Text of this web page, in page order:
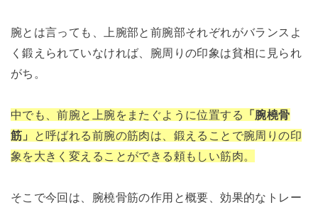
腕とは言っても、上腕部と前腕部それぞれがバランスよ
く鍛えられていなければ、腕周りの印象は貧相に見られ
がち。
中でも、前腕と上腕をまたぐように位置する
「腕橈骨
筋」
と呼ばれる前腕の筋肉は、鍛えることで腕周りの印
象を大きく変えることができる頼もしい筋肉。
そこで今回は、腕橈骨筋の作用と概要、効果的なトレー